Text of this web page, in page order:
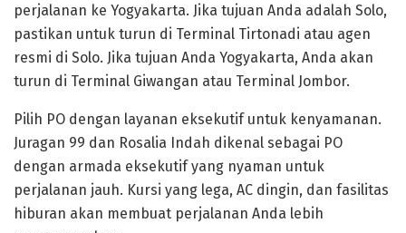
perjalanan ke Yogyakarta. Jika tujuan Anda adalah Solo,
pastikan untuk turun di Terminal Tirtonadi atau agen
resmi di Solo. Jika tujuan Anda Yogyakarta, Anda akan
turun di Terminal Giwangan atau Terminal Jombor.
Pilih PO dengan layanan eksekutif untuk kenyamanan.
Juragan 99 dan Rosalia Indah dikenal sebagai PO
dengan armada eksekutif yang nyaman untuk
perjalanan jauh. Kursi yang lega, AC dingin, dan fasilitas
hiburan akan membuat perjalanan Anda lebih